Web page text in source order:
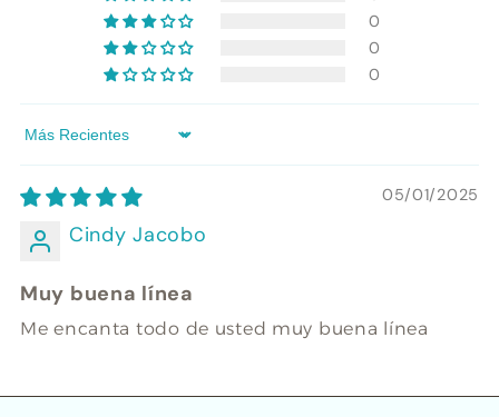
0
0
0
Sort by
05/01/2025
Cindy Jacobo
Muy buena línea
Me encanta todo de usted muy buena línea